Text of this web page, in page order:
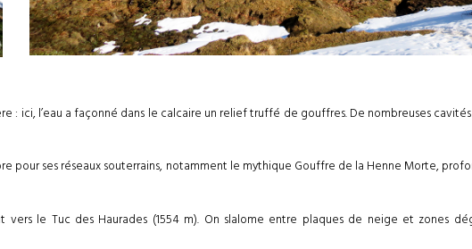
: ici, l’eau a façonné dans le calcaire un relief truffé de gouffres. De nombreuses
pour ses réseaux souterrains, notamment le mythique Gouffre de la Henne Morte,
vers le Tuc des Haurades (1554 m). On slalome entre plaques de neige et zones